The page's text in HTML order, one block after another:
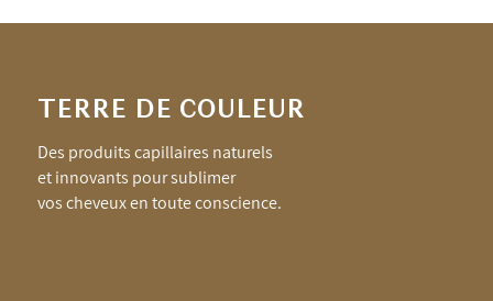
TERRE DE COULEUR
Des produits capillaires naturels
et innovants pour sublimer
vos cheveux en toute conscience.